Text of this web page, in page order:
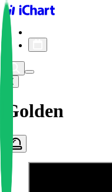
iChart logo
Golden